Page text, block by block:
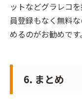
ットなどグラレコ
員登録もなく無料
めるのがお勧めです。
6. まとめ